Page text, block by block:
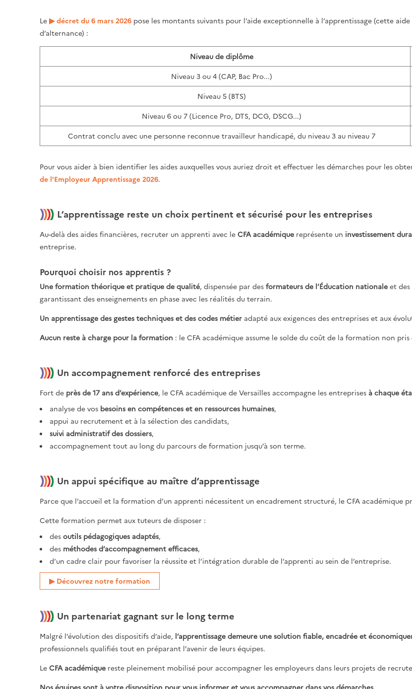
Le décret du 6 mars 2026pose les montants suivants pour l’aide exceptionnelle à l’apprentissage (cette
d’alternance) :
Niveau de diplôme
Niveau 3 ou 4 (CAP, Bac Pro...)
Niveau 5 (BTS)
Niveau 6 ou 7 (Licence Pro, DTS, DCG, DSCG...)
Contrat conclu avec une personne reconnue travailleur handicapé, du niveau 3 au niveau 7
Pour vous aider à bien identifier les aides auxquelles vous auriez droit et effectuer les démarches pour les
de l'Employeur Apprentissage 2026.
L’apprentissage reste un choix pertinent et sécurisé pour les entreprises
Au-delà des aides financières, recruter un apprenti avec le CFA académiquereprésente un investissement
entreprise.
Pourquoi choisir nos apprentis ?
Une formation théorique et pratique de qualité, dispensée par des formateurs de l’Éducation nationaleet des
garantissant des enseignements en phase avec les réalités du terrain.
Un apprentissage des gestes techniques et des codes métieradapté aux exigences des entreprises et aux
Aucun reste à charge pour la formation : le CFA académique assume le solde du coût de la formation non
Un accompagnement renforcé des entreprises
Fort de près de 17 ans d’expérience, le CFA académique de Versailles accompagne les entreprises à chaque
analyse de vos besoins en compétences et en ressources humaines,
appui au recrutement et à la sélection des candidats,
suivi administratif des dossiers,
accompagnement tout au long du parcours de formation jusqu’à son terme.
Un appui spécifique au maître d’apprentissage
Parce que l’accueil et la formation d’un apprenti nécessitent un encadrement structuré, le CFA académique
Cette formation permet aux tuteurs de disposer :
des outils pédagogiques adaptés,
des méthodes d’accompagnement efficaces,
d’un cadre clair pour favoriser la réussite et l’intégration durable de l’apprenti au sein de l’entreprise.
Découvrez notre formation
Un partenariat gagnant sur le long terme
Malgré l’évolution des dispositifs d’aide, l’apprentissage demeure une solution fiable, encadrée et
professionnels qualifiés tout en préparant l’avenir de leurs équipes.
Le CFA académiquereste pleinement mobilisé pour accompagner les employeurs dans leurs projets de
Nos équipes sont à votre disposition pour vous informer et vous accompagner dans vos démarches.